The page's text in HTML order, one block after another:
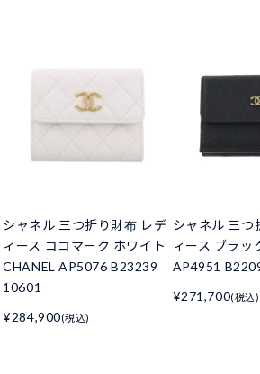
シャネル 三つ折り財布 レデ
ィース ココマーク ホワイト
CHANEL AP5076 B23239
10601
¥284,900(税込)
シャネル 三つ
ィース ブラッ
AP4951
¥271,700(税込)